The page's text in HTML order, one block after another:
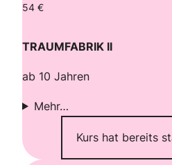
54 €
TRAUMFABRIK II
ab 10 Jahren
Mehr…
Kurs hat bereits